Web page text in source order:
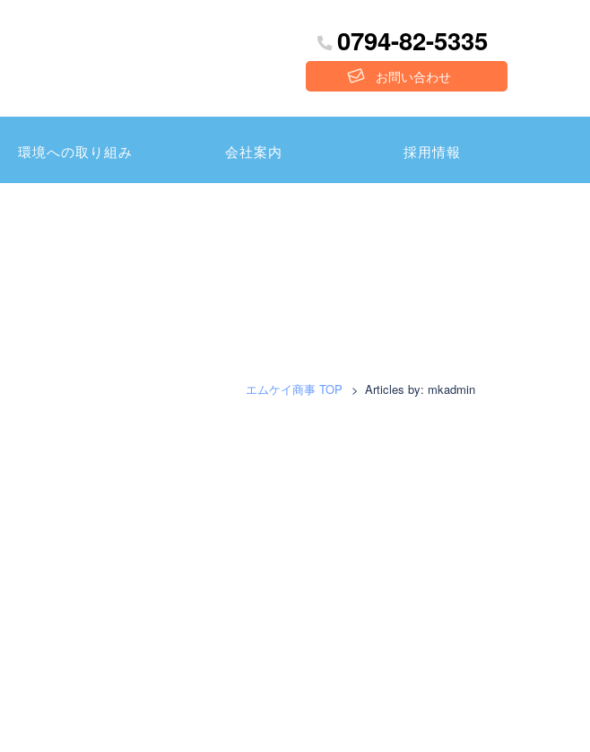
0794-82-5335
お問い合わせ
環境への取り組み 会社案内 採用情報
エムケイ商事 TOP > Articles by: mkadmin